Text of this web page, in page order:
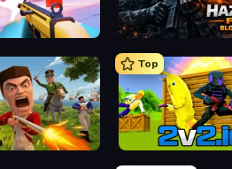
Hazmob FPS: Online
Top